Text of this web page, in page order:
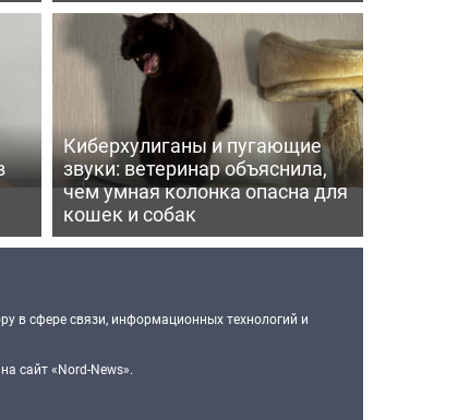
Киберхулиганы и пугающие
звуки: ветеринар объяснила,
чем умная колонка опасна для
кошек и собак
в сфере связи, информационных технологий и
сайт «Nord-News».